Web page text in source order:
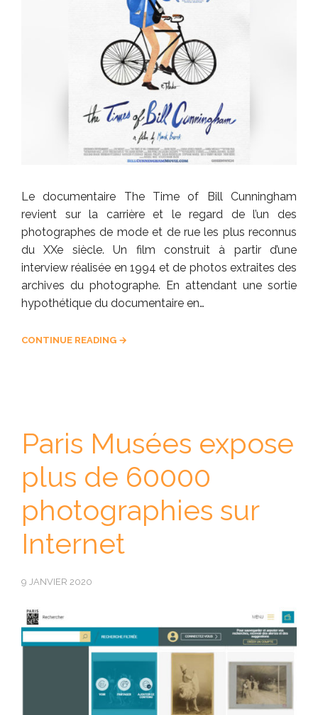
Le documentaire The Time of Bill Cunningham
revient sur la carrière et le regard de l’un des
photographes de mode et de rue les plus reconnus
du XXe siècle. Un film construit à partir d’une
interview réalisée en 1994 et de photos extraites des
archives du photographe. En attendant une sortie
hypothétique du documentaire en…
CONTINUE READING →
Paris Musées expose
plus de 60000
photographies sur
Internet
9 JANVIER 2020